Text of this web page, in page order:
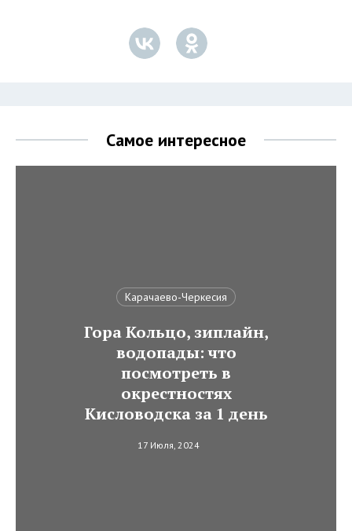
Самое интересное
Карачаево-Черкесия
Гора Кольцо, зиплайн,
водопады: что
посмотреть в
окрестностях
Кисловодска за 1 день
17 Июля, 2024